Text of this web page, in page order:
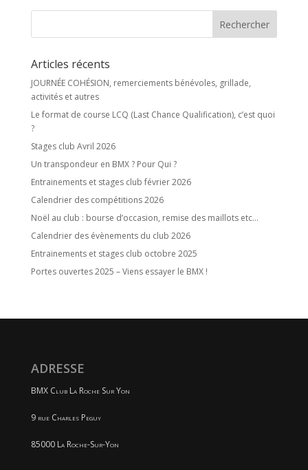
Articles récents
JOURNÉE COHÉSION, remerciements bénévoles, grillade,
activités et autres
Le format de course LCQ (Last Chance Qualification), c’est quoi
?
Stages club Avril 2026
Un transpondeur en BMX ? Pour Qui ?
Entrainements et stages club février 2026
Calendrier des compétitions 2026
Noël au club : bourse d’occasion, remise des maillots etc…
Calendrier des évènements du club 2026
Entrainements et stages club octobre 2025
Portes ouvertes 2025 – Viens essayer le BMX !
ADRESSE
BMX Club La Roche Sur Yon
9 rue Charles Peguy
85000 La Roche-Sur-Yon